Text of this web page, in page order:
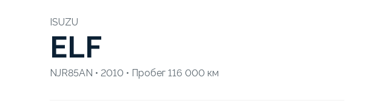
ISUZU
ELF
NJR85AN • 2010 • Пробег 116 000 км